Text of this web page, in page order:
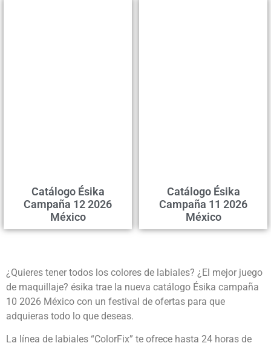
Catálogo Ésika
Campaña 12 2026
México
Catálogo Ésika
Campaña 11 2026
México
¿Quieres tener todos los colores de labiales? ¿El mejor juego
de maquillaje? ésika trae la nueva catálogo Ésika campaña
10 2026 México con un festival de ofertas para que
adquieras todo lo que deseas.
La línea de labiales “ColorFix” te ofrece hasta 24 horas de